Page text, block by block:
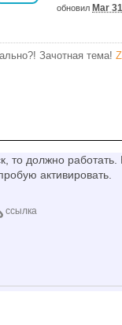
обновил Mar
Зачотная тема!
то должно
активировать.
ссылка